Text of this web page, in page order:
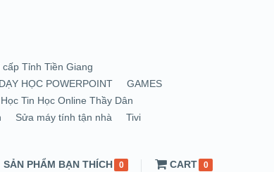
Tỉnh Tiền Giang
DẠY HỌC POWERPOINT
GAMES
Tin Học Online Thầy Dân
Sửa máy tính tận nhà
Tivi
SẢN PHẨM BẠN THÍCH 0 CART 0